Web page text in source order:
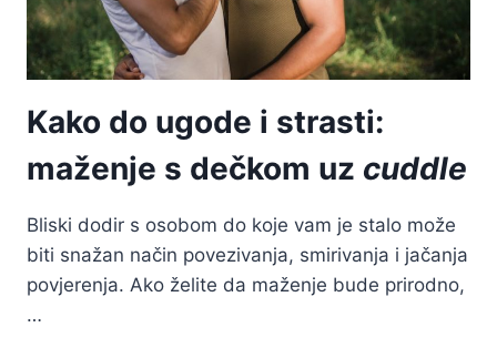
Kako do ugode i strasti:
maženje s dečkom uz cuddle
Bliski dodir s osobom do koje vam je stalo može
biti snažan način povezivanja, smirivanja i jačanja
povjerenja. Ako želite da maženje bude prirodno,
…